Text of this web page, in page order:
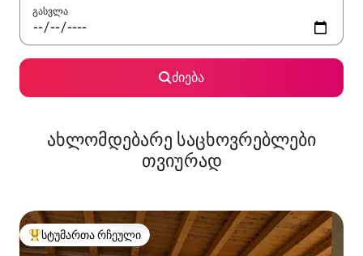
გასვლა
ძიება
ახლომდებარე საცხოვრებლები
თვიურად
სტუმართა რჩეული მოწინავე ვარიანტი
სტუმართა რჩეული